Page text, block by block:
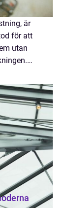
är
för att
utan